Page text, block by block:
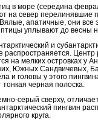
в море (середина
на север перелиняв­шие
апатичные, они все
уплы­вают до весны
и
распространяется. Центр
на мелких островках у
Юж­ных Сандвичевых,
и головы у этого
черная полоска.
серый сверху,
пингвин
круга.